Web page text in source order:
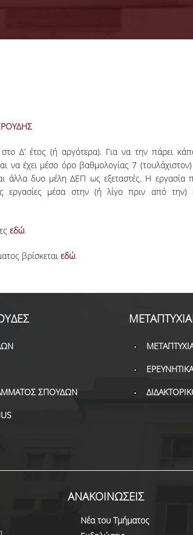
Δ’ έτος (ή αργότερα). Για να την πάρει
να έχει μέσο όρο βαθμολογίας 7
άλλα δυο μέλη ΔΕΠ ως εξεταστές. Η εργασία
εργασίες μέσα στην (ή λίγο πριν από την)
εδώ.
βρίσκεται εδώ.
ΣΠΟΥΔΩΝ
ΑΝΑΚΟΙΝΩΣΕΙΣ
Νέα του Τμήματος